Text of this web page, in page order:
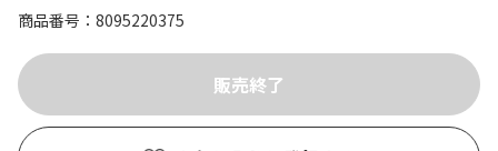
商品番号
8095220375